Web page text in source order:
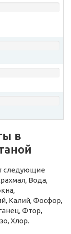
в
следующие
Вода,
Калий, Фосфор,
Фтор,
Хлор.